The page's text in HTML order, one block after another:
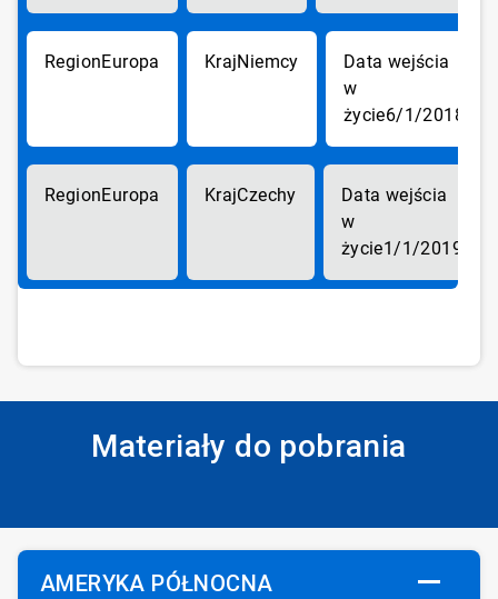
Europa Niemcy
6/1/2018
Europa Czechy
1/1/2019
Materiały do pobrania
AMERYKA PÓŁNOCNA